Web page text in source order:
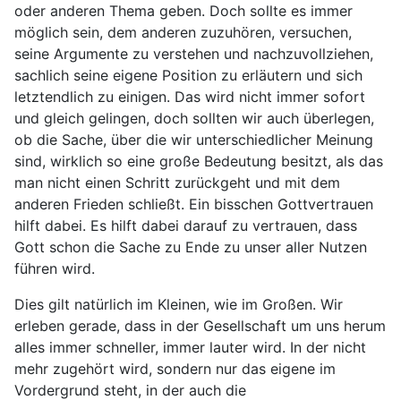
oder anderen Thema geben. Doch sollte es immer
möglich sein, dem anderen zuzuhören, versuchen,
seine Argumente zu verstehen und nachzuvollziehen,
sachlich seine eigene Position zu erläutern und sich
letztendlich zu einigen. Das wird nicht immer sofort
und gleich gelingen, doch sollten wir auch überlegen,
ob die Sache, über die wir unterschiedlicher Meinung
sind, wirklich so eine große Bedeutung besitzt, als das
man nicht einen Schritt zurückgeht und mit dem
anderen Frieden schließt. Ein bisschen Gottvertrauen
hilft dabei. Es hilft dabei darauf zu vertrauen, dass
Gott schon die Sache zu Ende zu unser aller Nutzen
führen wird.
Dies gilt natürlich im Kleinen, wie im Großen. Wir
erleben gerade, dass in der Gesellschaft um uns herum
alles immer schneller, immer lauter wird. In der nicht
mehr zugehört wird, sondern nur das eigene im
Vordergrund steht, in der auch die